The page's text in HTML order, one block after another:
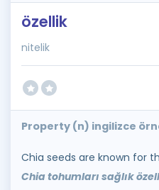
özellik
nitelik
Property (n) ingilizce
Chia seeds are known for
Chia tohumları sağlık